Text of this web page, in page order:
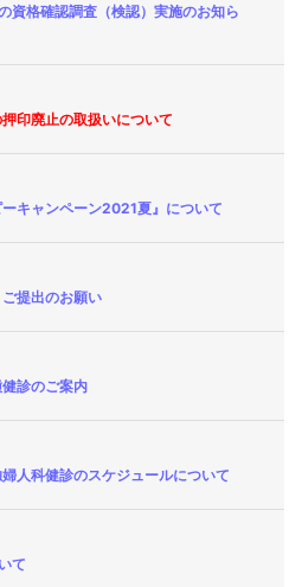
格確認調査（検認）実施のお知ら
印廃止の取扱いについて
ーキャンペーン2021夏』について
ご提出のお願い
診のご案内
人科健診のスケジュールについて
て